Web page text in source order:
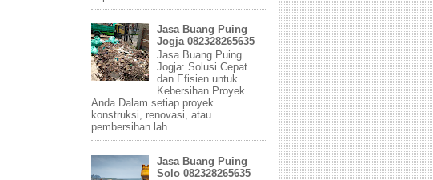
Jasa Buang Puing
Jogja 082328265635
Jasa Buang Puing
Jogja: Solusi Cepat
dan Efisien untuk
Kebersihan Proyek
Anda Dalam setiap proyek
konstruksi, renovasi, atau
pembersihan lah...
Jasa Buang Puing
Solo 082328265635